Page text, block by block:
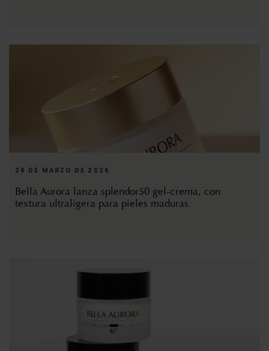
26 DE MARZO DE 2026
Bella Aurora lanza splendor50 gel-crema, con
textura ultraligera para pieles maduras